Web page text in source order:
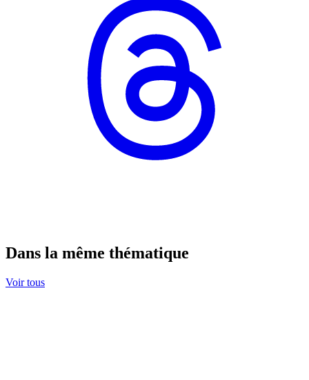
Dans la même thématique
Voir tous